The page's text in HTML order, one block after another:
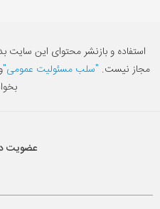
استفاده و بازنشر محتوای این
مجاز نیست. "سلب مسئولیت عمومی"
عضویت